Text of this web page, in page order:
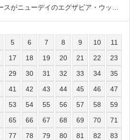
スがニューデイのエグザビア・ウッ
と話していたところ、後ろから現わ
5 6 7 8 9 10
11
17 18 19 20 21 22
23
29 30 31 32 33 34
35
41 42 43 44 45 46
47
53 54 55 56 57 58
59
65 66 67 68 69 70
71
77 78 79 80 81 82
83